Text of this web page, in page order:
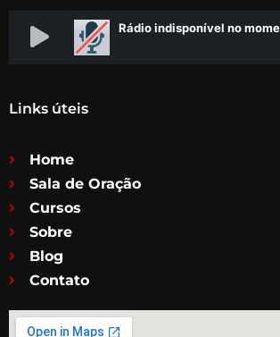
Links úteis
Home
Sala de Oração
Cursos
Sobre
Blog
Contato